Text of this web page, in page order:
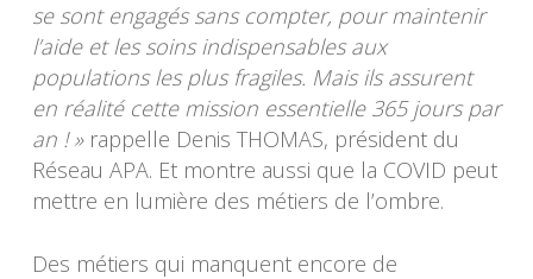
se sont engagés sans compter, pour maintenir
l’aide et les soins indispensables aux
populations les plus fragiles. Mais ils assurent
en réalité cette mission essentielle 365 jours par
an ! » rappelle Denis THOMAS, président du
Réseau APA. Et montre aussi que la COVID peut
mettre en lumière des métiers de l’ombre.
Des métiers qui manquent encore de